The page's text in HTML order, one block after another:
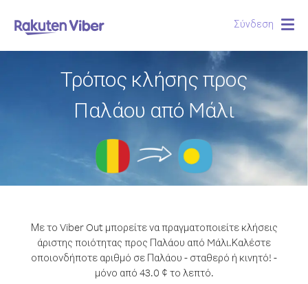
Σύνδεση
Τρόπος κλήσης προς
Παλάου από Mάλι
Με το Viber Out μπορείτε να πραγματοποιείτε κλήσεις
άριστης ποιότητας προς Παλάου από Mάλι.Καλέστε
οποιονδήποτε αριθμό σε Παλάου - σταθερό ή κινητό! -
μόνο από 43.0 ¢ το λεπτό.